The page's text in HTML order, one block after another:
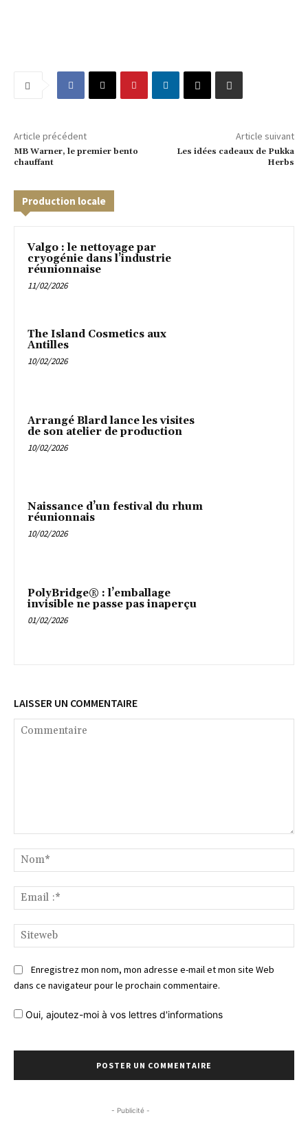
Article précédent
MB Warner, le premier bento
chauffant
Article suivant
Les idées cadeaux de Pukka
Herbs
Production locale
Valgo : le nettoyage par
cryogénie dans l’industrie
réunionnaise
11/02/2026
The Island Cosmetics aux
Antilles
10/02/2026
Arrangé Blard lance les visites
de son atelier de production
10/02/2026
Naissance d’un festival du rhum
réunionnais
10/02/2026
PolyBridge® : l’emballage
invisible ne passe pas inaperçu
01/02/2026
LAISSER UN COMMENTAIRE
:*
Enregistrez mon nom, mon adresse e-mail et mon site Web
dans ce navigateur pour le prochain commentaire.
Oui, ajoutez-moi à vos lettres d'informations
- Publicité -